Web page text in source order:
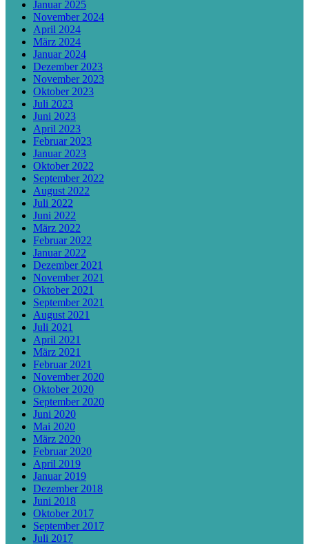
Januar 2025
November 2024
April 2024
März 2024
Januar 2024
Dezember 2023
November 2023
Oktober 2023
Juli 2023
Juni 2023
April 2023
Februar 2023
Januar 2023
Oktober 2022
September 2022
August 2022
Juli 2022
Juni 2022
März 2022
Februar 2022
Januar 2022
Dezember 2021
November 2021
Oktober 2021
September 2021
August 2021
Juli 2021
April 2021
März 2021
Februar 2021
November 2020
Oktober 2020
September 2020
Juni 2020
Mai 2020
März 2020
Februar 2020
April 2019
Januar 2019
Dezember 2018
Juni 2018
Oktober 2017
September 2017
Juli 2017